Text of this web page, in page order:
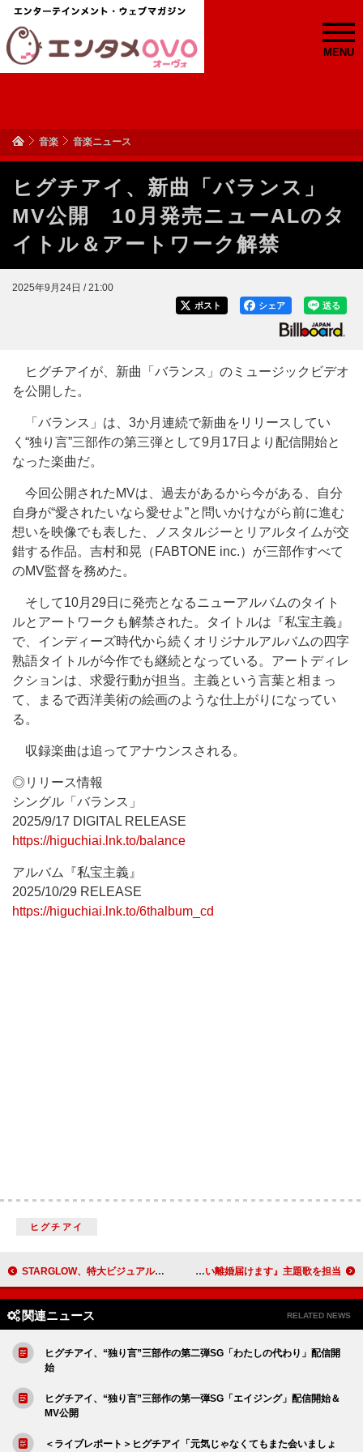
MENU
音楽 音楽ニュース
ヒグチアイ、新曲「バランス」
MV公開 10月発売ニューALのタ
イトル＆アートワーク解禁
2025年9月24日 / 21:00
送る
シェア
ポスト
ヒグチアイが、新曲「バランス」のミュージックビデオ
を公開した。
「バランス」は、3か月連続で新曲をリリースしてい
く“独り言”三部作の第三弾として9月17日より配信開始と
なった楽曲だ。
今回公開されたMVは、過去があるから今がある、自分
自身が“愛されたいなら愛せよ”と問いかけながら前に進む
想いを映像でも表した、ノスタルジーとリアルタイムが交
錯する作品。吉村和晃（FABTONE inc.）が三部作すべて
のMV監督を務めた。
そして10月29日に発売となるニューアルバムのタイト
ルとアートワークも解禁された。タイトルは『私宝主義』
で、インディーズ時代から続くオリジナルアルバムの四字
熟語タイトルが今作でも継続となっている。アートディレ
クションは、求愛行動が担当。主義という言葉と相まっ
て、まるで西洋美術の絵画のような仕上がりになってい
る。
収録楽曲は追ってアナウンスされる。
◎リリース情報
シングル「バランス」
2025/9/17 DIGITAL RELEASE
https://higuchiai.lnk.to/balance
アルバム『私宝主義』
2025/10/29 RELEASE
https://higuchiai.lnk.to/6thalbum_cd
ヒグチアイ
STARGLOW、特大ビジュアルが渋谷駅に登場 aoen、斬新なラブソングでドラマ『おいしい離婚届けます』主題歌を担当
関連ニュース RELATED NEWS
ヒグチアイ、“独り言”三部作の第二弾SG「わたしの代わり」配信開
始
ヒグチアイ、“独り言”三部作の第一弾SG「エイジング」配信開始＆
MV公開
＜ライブレポート＞ヒグチアイ「元気じゃなくてもまた会いましょ